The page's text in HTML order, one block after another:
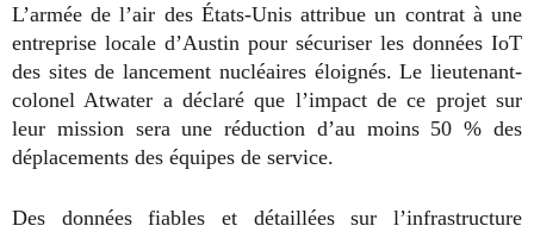
L’armée de l’air des États-Unis attribue un contrat à une
entreprise locale d’Austin pour sécuriser les données IoT
des sites de lancement nucléaires éloignés. Le lieutenant-
colonel Atwater a déclaré que l’impact de ce projet sur
leur mission sera une réduction d’au moins 50 % des
déplacements des équipes de service.
Des données fiables et détaillées sur l’infrastructure